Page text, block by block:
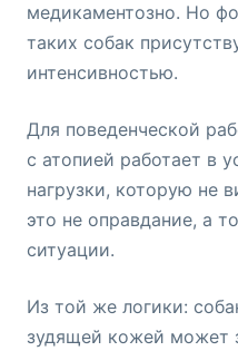
медикаментозно. Но
таких собак
интенсивностью.
Для поведенческой
с атопией работает в
нагрузки, которую не
это не оправдание, а
ситуации.
Из той же логики:
зудящей кожей